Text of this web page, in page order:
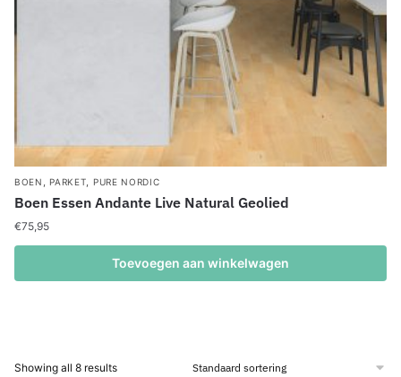
BOEN , PARKET, PURE NORDIC
Boen Essen Andante Live Natural Geolied
€75,95
Toevoegen aan winkelwagen
Showing all 8 results